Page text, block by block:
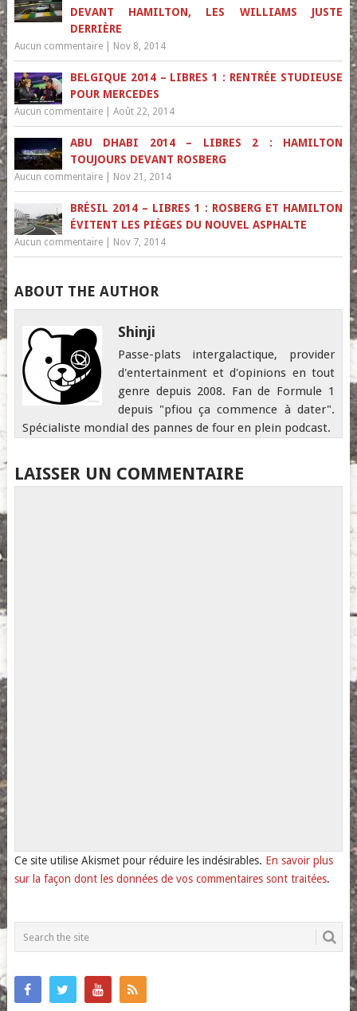
DEVANT HAMILTON, LES WILLIAMS JUSTE
DERRIÈRE
Aucun commentaire| Nov 8, 2014
BELGIQUE 2014 – LIBRES 1 : RENTRÉE STUDIEUSE
POUR MERCEDES
Aucun commentaire| Août 22, 2014
ABU DHABI 2014 – LIBRES 2 : HAMILTON
TOUJOURS DEVANT ROSBERG
Aucun commentaire| Nov 21, 2014
BRÉSIL 2014 – LIBRES 1 : ROSBERG ET HAMILTON
ÉVITENT LES PIÈGES DU NOUVEL ASPHALTE
Aucun commentaire| Nov 7, 2014
ABOUT THE AUTHOR
Shinji
Passe-plats intergalactique, provider
d'entertainment et d'opinions en tout
genre depuis 2008. Fan de Formule 1
depuis "pfiou ça commence à dater".
Spécialiste mondial des pannes de four en plein podcast.
LAISSER UN COMMENTAIRE
Ce site utilise Akismet pour réduire les indésirables. En savoir plus
sur la façon dont les données de vos commentaires sont traitées.